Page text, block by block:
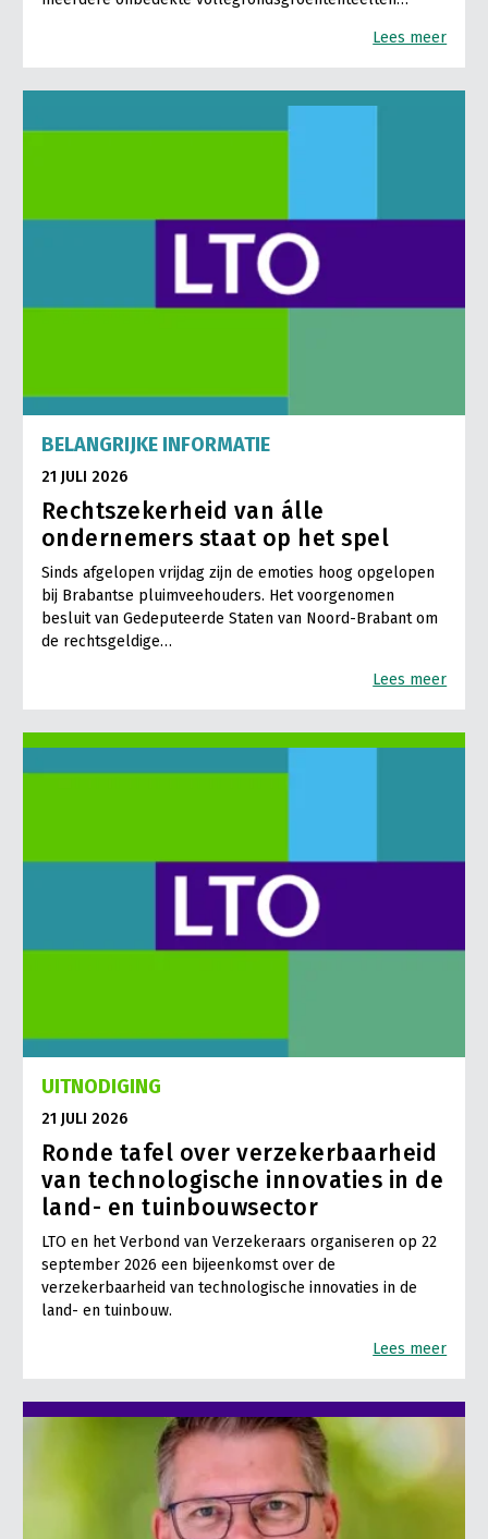
Lees meer
BELANGRIJKE INFORMATIE
21 JULI 2026
Rechtszekerheid van álle
ondernemers staat op het spel
Sinds afgelopen vrijdag zijn de emoties hoog opgelopen
bij Brabantse pluimveehouders. Het voorgenomen
besluit van Gedeputeerde Staten van Noord-Brabant om
de rechtsgeldige…
Lees meer
UITNODIGING
21 JULI 2026
Ronde tafel over verzekerbaarheid
van technologische innovaties in de
land- en tuinbouwsector
LTO en het Verbond van Verzekeraars organiseren op 22
september 2026 een bijeenkomst over de
verzekerbaarheid van technologische innovaties in de
land- en tuinbouw.
Lees meer